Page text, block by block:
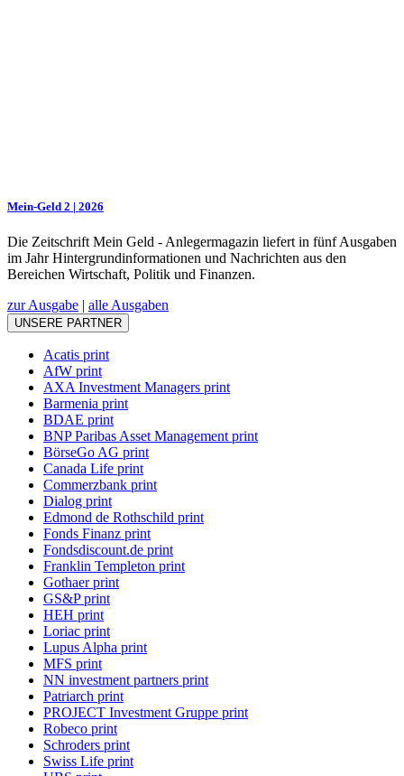
Mein-Geld 2 | 2026
Die Zeitschrift Mein Geld - Anlegermagazin liefert in fünf Ausgaben
im Jahr Hintergrundinformationen und Nachrichten aus den
Bereichen Wirtschaft, Politik und Finanzen.
zur Ausgabe | alle Ausgaben
UNSERE PARTNER
Acatis print
AfW print
AXA Investment Managers print
Barmenia print
BDAE print
BNP Paribas Asset Management print
BörseGo AG print
Canada Life print
Commerzbank print
Dialog print
Edmond de Rothschild print
Fonds Finanz print
Fondsdiscount.de print
Franklin Templeton print
Gothaer print
GS&P print
HEH print
Loriac print
Lupus Alpha print
MFS print
NN investment partners print
Patriarch print
PROJECT Investment Gruppe print
Robeco print
Schroders print
Swiss Life print